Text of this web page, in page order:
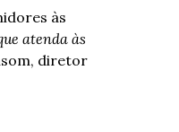
às
atenda às
diretor